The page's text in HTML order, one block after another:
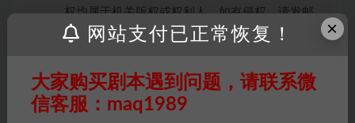
权均属于机关版权或权利人。如有侵权，请发邮
件通知并提供相关证实资料至邮箱
会在三天内下架相关剧本攻略。
积分说明∶剧本杀下载所需积分非剧本杀资源自
身价值，本站积分为本站收取的赞助费，用于本
×
网站支付已正常恢复！
大家购买剧本遇到问题，请联系微
信客服：maq1989